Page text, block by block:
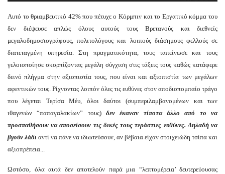
Αυτό το θριαμβευτικό 42% που πέτυχε ο Κόρμπιν και το Εργατικό κόμμα του
δεν διέψευσε απλώς όλους αυτούς τους Βρετανούς και διεθνείς
μεγαλοδημοσιογράφους, πολιτολόγους και λοιπούς διάσημους φελλούς σε
διατεταγμένη υπηρεσία. Στη πραγματικότητα, τους ταπείνωσε και τους
γελοιοποίησε σκορπίζοντας μεγάλη σύγχιση στις τάξεις τους καθώς κατάφερε
δεινό πλήγμα στην αξιοπιστία τους, που είναι και αξιοπιστία των μεγάλων
αφεντικών τους. Ρίχνοντας λοιπόν όλες τις ευθύνες στον αποδιοπομπαίο τράγο
που λέγεται Τερίσα Μέυ, όλοι δαύτοι (συμπεριλαμβανομένων και των
ιθαγενών “παπαγαλακίων” τους) δεν έκαναν τίποτα άλλο από το να
προσπαθήσουν να αποσείσουν τις δικές τους τεράστιες ευθύνες. Δηλαδή να
βγούν λάδι αντί να πάνε να ιδιωτεύσουν, αν βέβαια είχαν στοιχειώδη τσίπα και
αξιοπρέπεια...
Ωστόσο, όλα αυτά δεν αποτελούν παρά μια “λεπτομέρεια’ δευτερεύουσας